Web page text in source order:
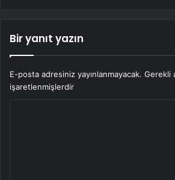
Bir yanıt yazın
E-posta adresiniz yayınlanmayacak. Gerekli
işaretlenmişlerdir